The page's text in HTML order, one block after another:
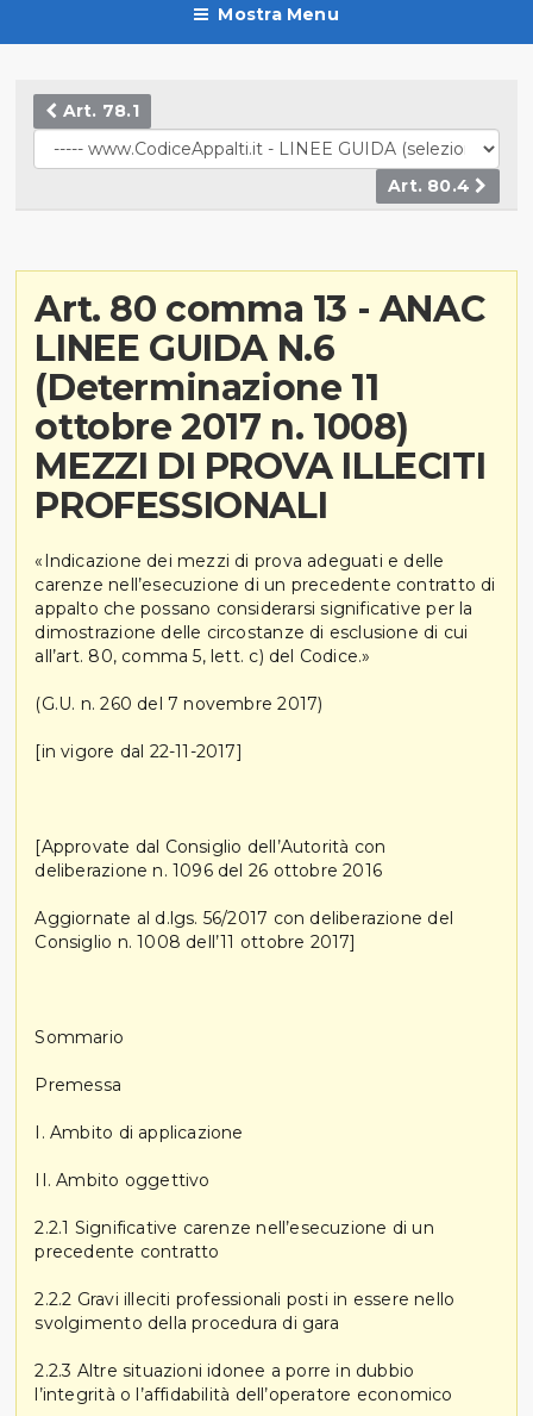
Mostra Menu
Art. 78.1
Art. 80.4
Art. 80 comma 13 - ANAC
LINEE GUIDA N.6
(Determinazione 11
ottobre 2017 n. 1008)
MEZZI DI PROVA ILLECITI
PROFESSIONALI
«Indicazione dei mezzi di prova adeguati e delle
carenze nell’esecuzione di un precedente contratto di
appalto che possano considerarsi significative per la
dimostrazione delle circostanze di esclusione di cui
all’art. 80, comma 5, lett. c) del Codice.»
(G.U. n. 260 del 7 novembre 2017)
[in vigore dal 22-11-2017]
[Approvate dal Consiglio dell’Autorità con
deliberazione n. 1096 del 26 ottobre 2016
Aggiornate al d.lgs. 56/2017 con deliberazione del
Consiglio n. 1008 dell’11 ottobre 2017]
Sommario
Premessa
I. Ambito di applicazione
II. Ambito oggettivo
2.2.1 Significative carenze nell’esecuzione di un
precedente contratto
2.2.2 Gravi illeciti professionali posti in essere nello
svolgimento della procedura di gara
2.2.3 Altre situazioni idonee a porre in dubbio
l’integrità o l’affidabilità dell’operatore economico